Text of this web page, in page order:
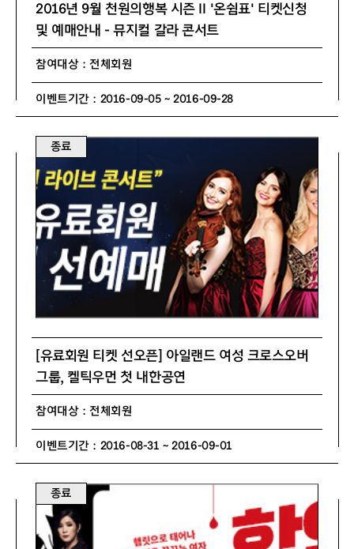
2016년 9월 천원의행복 시즌 Ⅱ '온쉼표' 티켓신청
및 예매안내 - 뮤지컬 갈라 콘서트
참여대상 : 전체회원
이벤트기간 : 2016-09-05 ~ 2016-09-28
종료
[유료회원 티켓 선오픈] 아일랜드 여성 크로스오버
그룹, 켈틱우먼 첫 내한공연
참여대상 : 전체회원
이벤트기간 : 2016-08-31 ~ 2016-09-01
종료